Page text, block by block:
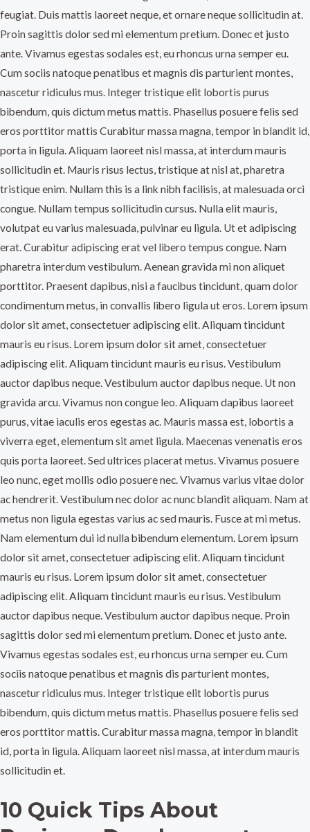
feugiat. Duis mattis laoreet neque, et ornare neque sollicitudin at.
Proin sagittis dolor sed mi elementum pretium. Donec et justo
ante. Vivamus egestas sodales est, eu rhoncus urna semper eu.
Cum sociis natoque penatibus et magnis dis parturient montes,
nascetur ridiculus mus. Integer tristique elit lobortis purus
bibendum, quis dictum metus mattis. Phasellus posuere felis sed
eros porttitor mattis Curabitur massa magna, tempor in blandit id,
porta in ligula. Aliquam laoreet nisl massa, at interdum mauris
sollicitudin et. Mauris risus lectus, tristique at nisl at, pharetra
tristique enim. Nullam this is a link nibh facilisis, at malesuada orci
congue. Nullam tempus sollicitudin cursus. Nulla elit mauris,
volutpat eu varius malesuada, pulvinar eu ligula. Ut et adipiscing
erat. Curabitur adipiscing erat vel libero tempus congue. Nam
pharetra interdum vestibulum. Aenean gravida mi non aliquet
porttitor. Praesent dapibus, nisi a faucibus tincidunt, quam dolor
condimentum metus, in convallis libero ligula ut eros. Lorem ipsum
dolor sit amet, consectetuer adipiscing elit. Aliquam tincidunt
mauris eu risus. Lorem ipsum dolor sit amet, consectetuer
adipiscing elit. Aliquam tincidunt mauris eu risus. Vestibulum
auctor dapibus neque. Vestibulum auctor dapibus neque. Ut non
gravida arcu. Vivamus non congue leo. Aliquam dapibus laoreet
purus, vitae iaculis eros egestas ac. Mauris massa est, lobortis a
viverra eget, elementum sit amet ligula. Maecenas venenatis eros
quis porta laoreet. Sed ultrices placerat metus. Vivamus posuere
leo nunc, eget mollis odio posuere nec. Vivamus varius vitae dolor
ac hendrerit. Vestibulum nec dolor ac nunc blandit aliquam. Nam at
metus non ligula egestas varius ac sed mauris. Fusce at mi metus.
Nam elementum dui id nulla bibendum elementum. Lorem ipsum
dolor sit amet, consectetuer adipiscing elit. Aliquam tincidunt
mauris eu risus. Lorem ipsum dolor sit amet, consectetuer
adipiscing elit. Aliquam tincidunt mauris eu risus. Vestibulum
auctor dapibus neque. Vestibulum auctor dapibus neque. Proin
sagittis dolor sed mi elementum pretium. Donec et justo ante.
Vivamus egestas sodales est, eu rhoncus urna semper eu. Cum
sociis natoque penatibus et magnis dis parturient montes,
nascetur ridiculus mus. Integer tristique elit lobortis purus
bibendum, quis dictum metus mattis. Phasellus posuere felis sed
eros porttitor mattis. Curabitur massa magna, tempor in blandit
id, porta in ligula. Aliquam laoreet nisl massa, at interdum mauris
sollicitudin et.
10 Quick Tips About